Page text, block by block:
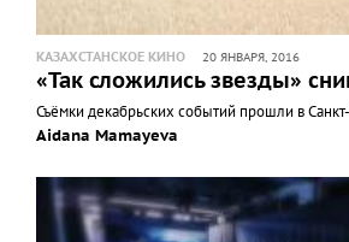
КАЗАХСТАНСКОЕ КИНО 20 ЯНВАРЯ, 2016
«Так сложились звезды»
Съёмки декабрьских событий прошли в
Aidana Mamayeva